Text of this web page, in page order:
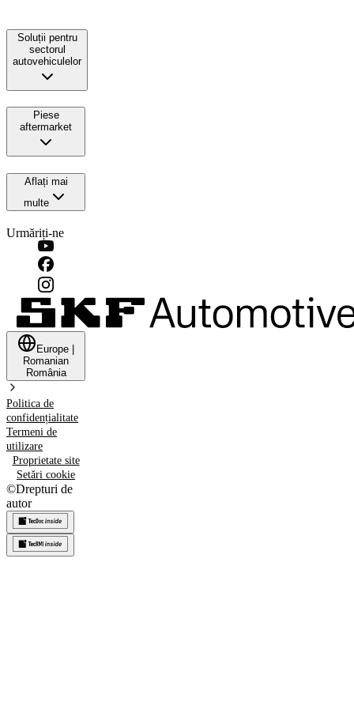
Soluții pentru
sectorul
autovehiculelor
Piese
aftermarket
Aflați mai
multe
Urmăriți-ne
Europe
Romanian
România
Politica de
confidențialitate
Termeni de
utilizare
Proprietate site
Setări cookie
©Drepturi de
autor